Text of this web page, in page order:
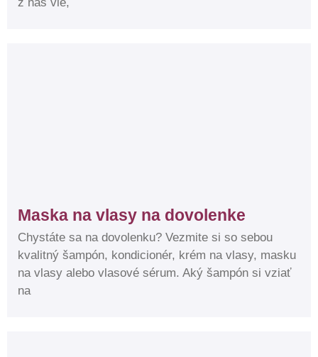
Maska na vlasy na dovolenke
Chystáte sa na dovolenku? Vezmite si so sebou
kvalitný šampón, kondicionér, krém na vlasy, masku
na vlasy alebo vlasové sérum. Aký šampón si vziať
na